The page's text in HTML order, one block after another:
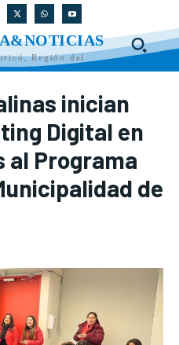
Región del
inician
Digital en
al Programa
de